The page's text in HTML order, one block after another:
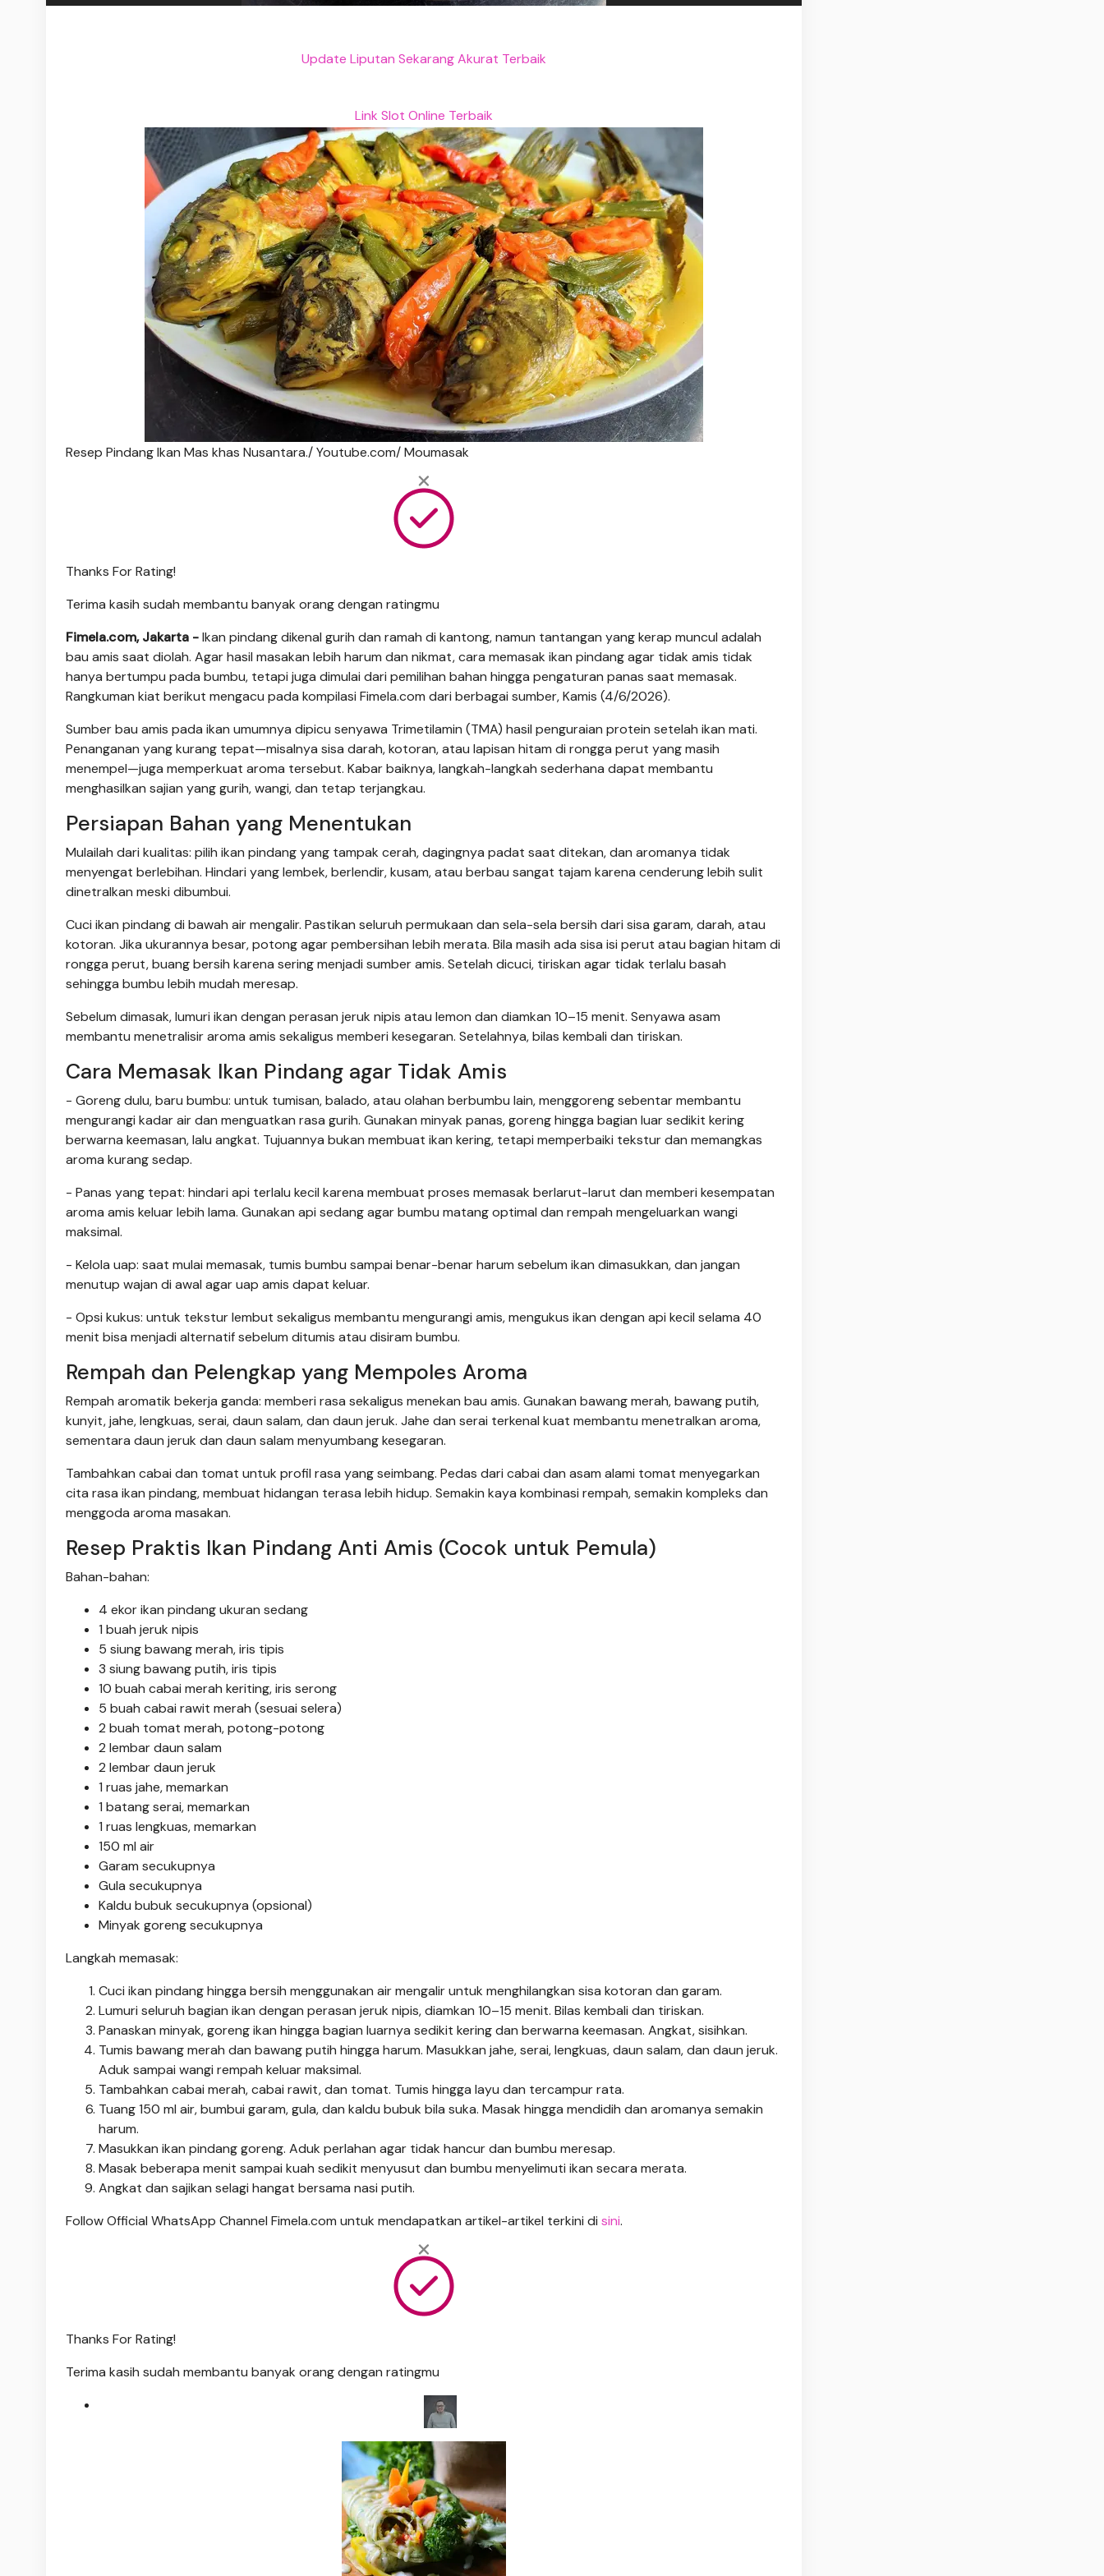
Update Liputan Sekarang Akurat Terbaik
Link Slot Online Terbaik
Resep Pindang Ikan Mas khas Nusantara./ Youtube.com/ Moumasak
Thanks For Rating!
Terima kasih sudah membantu banyak orang dengan ratingmu
Fimela.com, Jakarta -Ikan pindang dikenal gurih dan ramah di kantong, namun tantangan yang kerap muncul adalah
bau amis saat diolah. Agar hasil masakan lebih harum dan nikmat, cara memasak ikan pindang agar tidak amis tidak
hanya bertumpu pada bumbu, tetapi juga dimulai dari pemilihan bahan hingga pengaturan panas saat memasak.
Rangkuman kiat berikut mengacu pada kompilasi Fimela.com dari berbagai sumber, Kamis (4/6/2026).
Sumber bau amis pada ikan umumnya dipicu senyawa Trimetilamin (TMA) hasil penguraian protein setelah ikan mati.
Penanganan yang kurang tepat—misalnya sisa darah, kotoran, atau lapisan hitam di rongga perut yang masih
menempel—juga memperkuat aroma tersebut. Kabar baiknya, langkah-langkah sederhana dapat membantu
menghasilkan sajian yang gurih, wangi, dan tetap terjangkau.
Persiapan Bahan yang Menentukan
Mulailah dari kualitas: pilih ikan pindang yang tampak cerah, dagingnya padat saat ditekan, dan aromanya tidak
menyengat berlebihan. Hindari yang lembek, berlendir, kusam, atau berbau sangat tajam karena cenderung lebih sulit
dinetralkan meski dibumbui.
Cuci ikan pindang di bawah air mengalir. Pastikan seluruh permukaan dan sela-sela bersih dari sisa garam, darah, atau
kotoran. Jika ukurannya besar, potong agar pembersihan lebih merata. Bila masih ada sisa isi perut atau bagian hitam di
rongga perut, buang bersih karena sering menjadi sumber amis. Setelah dicuci, tiriskan agar tidak terlalu basah
sehingga bumbu lebih mudah meresap.
Sebelum dimasak, lumuri ikan dengan perasan jeruk nipis atau lemon dan diamkan 10–15 menit. Senyawa asam
membantu menetralisir aroma amis sekaligus memberi kesegaran. Setelahnya, bilas kembali dan tiriskan.
Cara Memasak Ikan Pindang agar Tidak Amis
- Goreng dulu, baru bumbu: untuk tumisan, balado, atau olahan berbumbu lain, menggoreng sebentar membantu
mengurangi kadar air dan menguatkan rasa gurih. Gunakan minyak panas, goreng hingga bagian luar sedikit kering
berwarna keemasan, lalu angkat. Tujuannya bukan membuat ikan kering, tetapi memperbaiki tekstur dan memangkas
aroma kurang sedap.
- Panas yang tepat: hindari api terlalu kecil karena membuat proses memasak berlarut-larut dan memberi kesempatan
aroma amis keluar lebih lama. Gunakan api sedang agar bumbu matang optimal dan rempah mengeluarkan wangi
maksimal.
- Kelola uap: saat mulai memasak, tumis bumbu sampai benar-benar harum sebelum ikan dimasukkan, dan jangan
menutup wajan di awal agar uap amis dapat keluar.
- Opsi kukus: untuk tekstur lembut sekaligus membantu mengurangi amis, mengukus ikan dengan api kecil selama 40
menit bisa menjadi alternatif sebelum ditumis atau disiram bumbu.
Rempah dan Pelengkap yang Mempoles Aroma
Rempah aromatik bekerja ganda: memberi rasa sekaligus menekan bau amis. Gunakan bawang merah, bawang putih,
kunyit, jahe, lengkuas, serai, daun salam, dan daun jeruk. Jahe dan serai terkenal kuat membantu menetralkan aroma,
sementara daun jeruk dan daun salam menyumbang kesegaran.
Tambahkan cabai dan tomat untuk profil rasa yang seimbang. Pedas dari cabai dan asam alami tomat menyegarkan
cita rasa ikan pindang, membuat hidangan terasa lebih hidup. Semakin kaya kombinasi rempah, semakin kompleks dan
menggoda aroma masakan.
Resep Praktis Ikan Pindang Anti Amis (Cocok untuk Pemula)
Bahan-bahan:
4 ekor ikan pindang ukuran sedang
1 buah jeruk nipis
5 siung bawang merah, iris tipis
3 siung bawang putih, iris tipis
10 buah cabai merah keriting, iris serong
5 buah cabai rawit merah (sesuai selera)
2 buah tomat merah, potong-potong
2 lembar daun salam
2 lembar daun jeruk
1 ruas jahe, memarkan
1 batang serai, memarkan
1 ruas lengkuas, memarkan
150 ml air
Garam secukupnya
Gula secukupnya
Kaldu bubuk secukupnya (opsional)
Minyak goreng secukupnya
Langkah memasak:
Cuci ikan pindang hingga bersih menggunakan air mengalir untuk menghilangkan sisa kotoran dan garam.
Lumuri seluruh bagian ikan dengan perasan jeruk nipis, diamkan 10–15 menit. Bilas kembali dan tiriskan.
Panaskan minyak, goreng ikan hingga bagian luarnya sedikit kering dan berwarna keemasan. Angkat, sisihkan.
Tumis bawang merah dan bawang putih hingga harum. Masukkan jahe, serai, lengkuas, daun salam, dan daun jeruk.
Aduk sampai wangi rempah keluar maksimal.
Tambahkan cabai merah, cabai rawit, dan tomat. Tumis hingga layu dan tercampur rata.
Tuang 150 ml air, bumbui garam, gula, dan kaldu bubuk bila suka. Masak hingga mendidih dan aromanya semakin
harum.
Masukkan ikan pindang goreng. Aduk perlahan agar tidak hancur dan bumbu meresap.
Masak beberapa menit sampai kuah sedikit menyusut dan bumbu menyelimuti ikan secara merata.
Angkat dan sajikan selagi hangat bersama nasi putih.
Follow Official WhatsApp Channel Fimela.com untuk mendapatkan artikel-artikel terkini di sini.
Thanks For Rating!
Terima kasih sudah membantu banyak orang dengan ratingmu